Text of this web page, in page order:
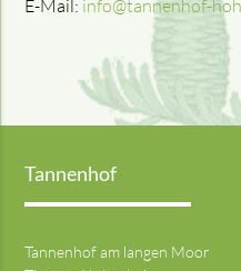
E-Mail: info@tannenhof-
Tannenhof
Tannenhof am langen Moor